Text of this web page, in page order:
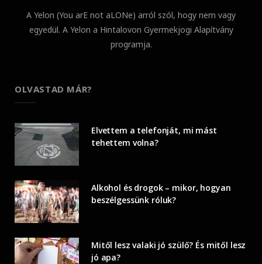
A Yelon (You arE not aLONe) arról szól, hogy nem vagy
egyedül. A Yelon a Hintalovon Gyermekjogi Alapítvány
programja.
OLVASTAD MÁR?
Elvettem a telefonját, mi mást
tehettem volna?
Alkohol és drogok – mikor, hogyan
beszélgessünk róluk?
Mitől lesz valaki jó szülő? És mitől lesz
jó apa?